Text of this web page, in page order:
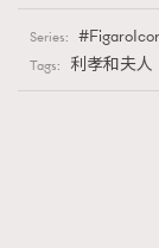
Series:
Tags: 利孝和夫人